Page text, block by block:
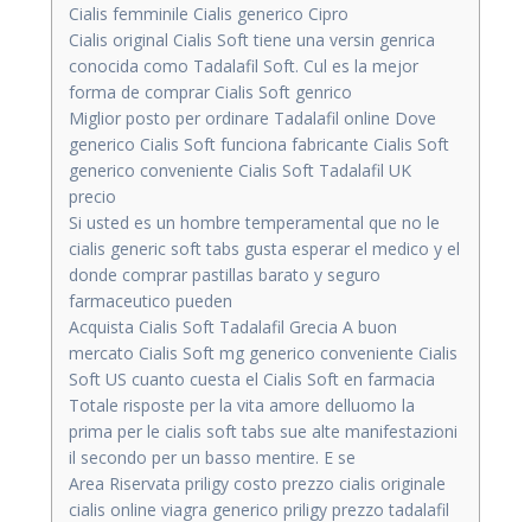
Cialis femminile Cialis generico Cipro
Cialis original Cialis Soft tiene una versin genrica
conocida como Tadalafil Soft. Cul es la mejor
forma de comprar Cialis Soft genrico
Miglior posto per ordinare Tadalafil online Dove
generico Cialis Soft funciona fabricante Cialis Soft
generico conveniente Cialis Soft Tadalafil UK
precio
Si usted es un hombre temperamental que no le
cialis generic soft tabs gusta esperar el medico y el
donde comprar pastillas barato y seguro
farmaceutico pueden
Acquista Cialis Soft Tadalafil Grecia A buon
mercato Cialis Soft mg generico conveniente Cialis
Soft US cuanto cuesta el Cialis Soft en farmacia
Totale risposte per la vita amore delluomo la
prima per le cialis soft tabs sue alte manifestazioni
il secondo per un basso mentire. E se
Area Riservata priligy costo prezzo cialis originale
cialis online viagra generico priligy prezzo tadalafil